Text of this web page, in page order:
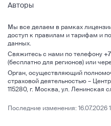
Авторы
Мы все делаем в рамках
доступ к правилам и тарифам и
данных.
Орган, осуществляющий
страховой деятельностью –
115280, г. Москва,ул. Ленинская
Свяжитесь с нами по телефону
(бесплатно для регионов) или
Последние изменения: 16.07.2026